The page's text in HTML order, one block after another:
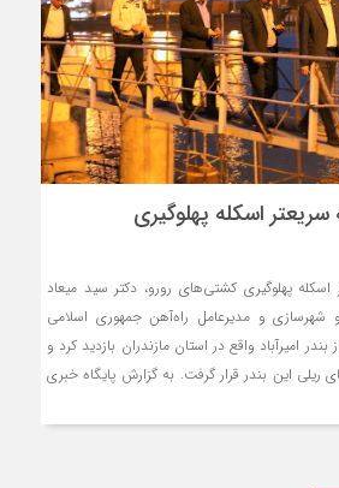
اسکله پهلوگیری
پهلوگیری کشتی‌های رورو، دکتر سید میعاد
شهرسازی و مدیرعامل راه‌آهن جمهوری اسلامی
جمعه ۲۸ مرداد از بندر امیرآباد واقع در استان مازندران بازدید کرد و
ریلی این بندر قرار گرفت. به گزارش پایگاه خبری